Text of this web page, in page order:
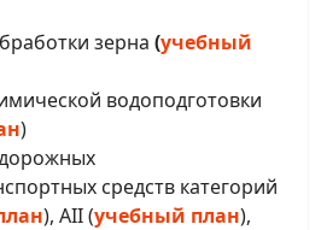
зерна (учебный
водоподготовки
)
средств категорий
), AII (учебный план),